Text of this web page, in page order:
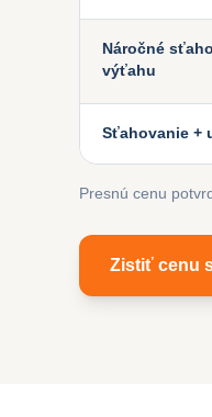
Náročné
výťahu
Sťahovanie +
Presnú cenu
Zistiť cenu